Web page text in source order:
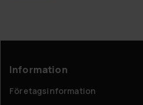
Information
Företagsinformation